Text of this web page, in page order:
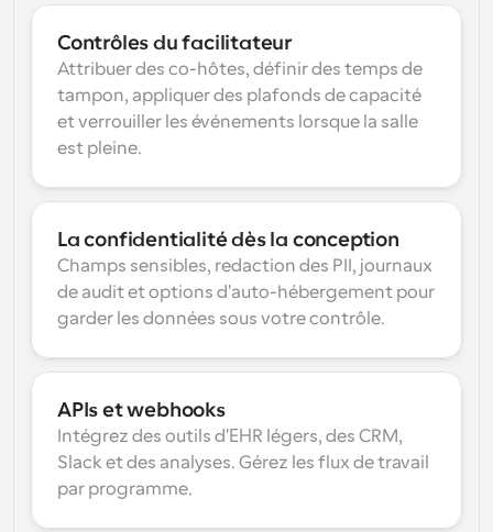
Contrôles du facilitateur
Attribuer des co-hôtes, définir des temps de
tampon, appliquer des plafonds de capacité
et verrouiller les événements lorsque la salle
est pleine.
La confidentialité dès la conception
Champs sensibles, redaction des PII, journaux
de audit et options d'auto-hébergement pour
garder les données sous votre contrôle.
APIs et webhooks
Intégrez des outils d'EHR légers, des CRM,
Slack et des analyses. Gérez les flux de travail
par programme.